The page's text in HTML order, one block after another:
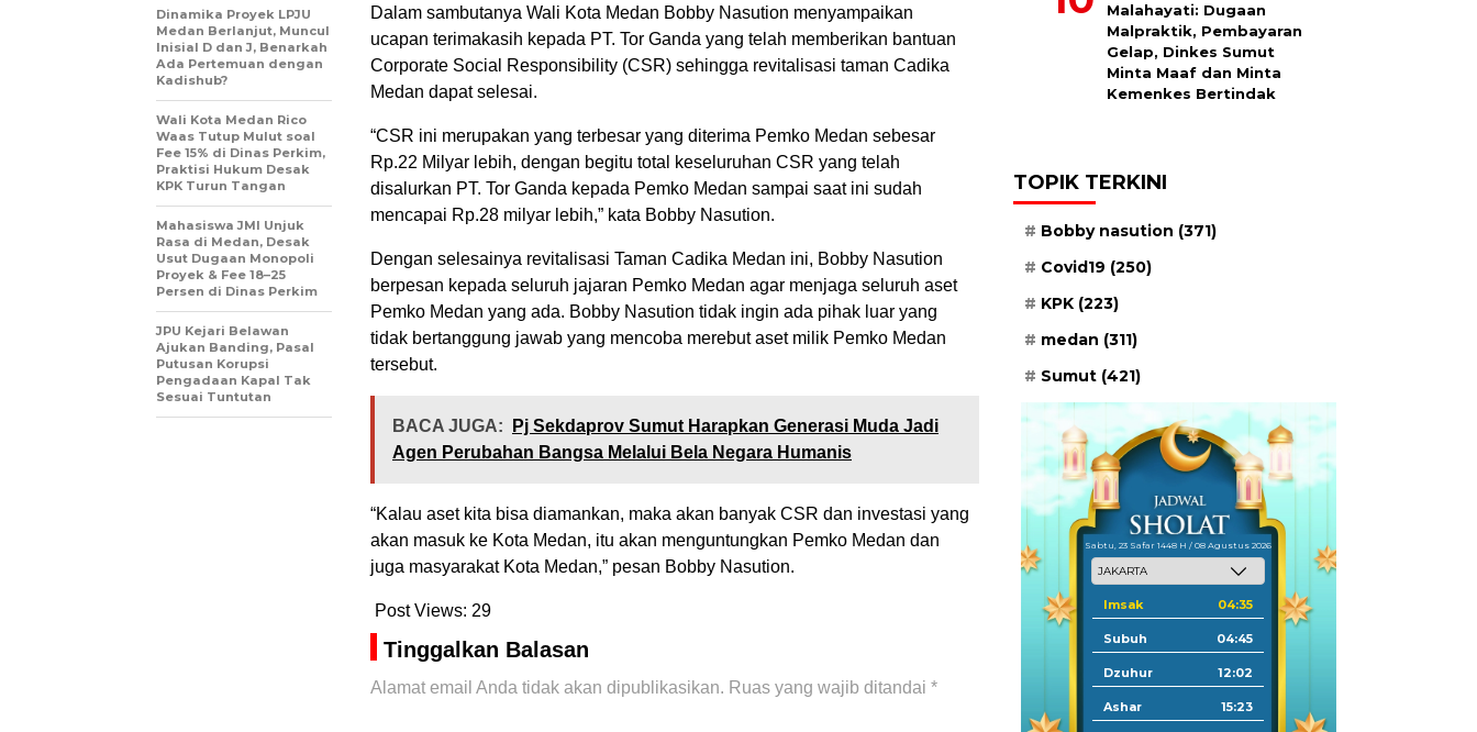
Dalam sambutanya Wali Kota Medan Bobby Nasution menyampaikan
ucapan terimakasih kepada PT. Tor Ganda yang telah memberikan bantuan
Corporate Social Responsibility (CSR) sehingga revitalisasi taman Cadika
Medan dapat selesai.
“CSR ini merupakan yang terbesar yang diterima Pemko Medan sebesar
Rp.22 Milyar lebih, dengan begitu total keseluruhan CSR yang telah
disalurkan PT. Tor Ganda kepada Pemko Medan sampai saat ini sudah
mencapai Rp.28 milyar lebih,” kata Bobby Nasution.
Dengan selesainya revitalisasi Taman Cadika Medan ini, Bobby Nasution
berpesan kepada seluruh jajaran Pemko Medan agar menjaga seluruh aset
Pemko Medan yang ada. Bobby Nasution tidak ingin ada pihak luar yang
tidak bertanggung jawab yang mencoba merebut aset milik Pemko Medan
tersebut.
BACA JUGA:
Pj Sekdaprov Sumut Harapkan Generasi Muda Jadi
Agen Perubahan Bangsa Melalui Bela Negara Humanis
“Kalau aset kita bisa diamankan, maka akan banyak CSR dan investasi yang
akan masuk ke Kota Medan, itu akan menguntungkan Pemko Medan dan
juga masyarakat Kota Medan,” pesan Bobby Nasution.
Post Views: 29
Tinggalkan Balasan
Alamat email Anda tidak akan dipublikasikan. Ruas yang wajib ditandai *
Dinamika Proyek LPJU
Medan Berlanjut, Muncul
Inisial D dan J, Benarkah
Ada Pertemuan dengan
Kadishub?
Wali Kota Medan Rico
Waas Tutup Mulut soal
Fee 15% di Dinas Perkim,
Praktisi Hukum Desak
KPK Turun Tangan
Mahasiswa JMI Unjuk
Rasa di Medan, Desak
Usut Dugaan Monopoli
Proyek & Fee 18–25
Persen di Dinas Perkim
JPU Kejari Belawan
Ajukan Banding, Pasal
Putusan Korupsi
Pengadaan Kapal Tak
Sesuai Tuntutan
Malahayati: Dugaan
Malpraktik, Pembayaran
Gelap, Dinkes Sumut
Minta Maaf dan Minta
Kemenkes Bertindak
TOPIK TERKINI
Bobby nasution (371)
Covid19 (250)
KPK (223)
medan (311)
Sumut (421)
Sabtu, 23 Safar 1448 H / 08 Agustus 2026
Imsak 04:35
Subuh 04:45
Dzuhur 12:02
Ashar 15:23